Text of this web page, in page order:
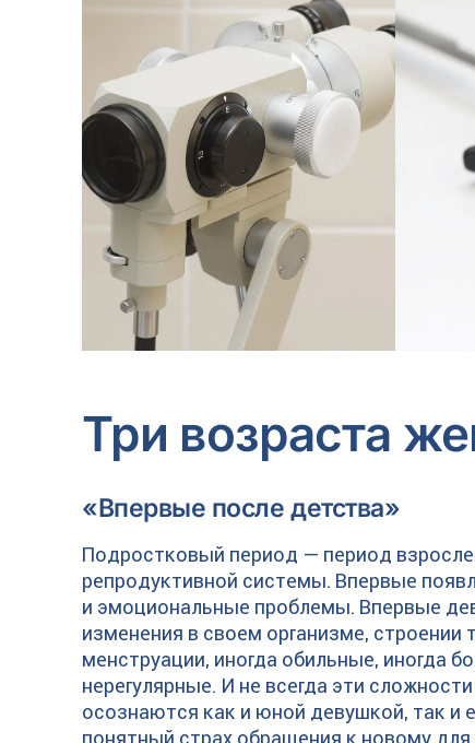
Три возраста
«Впервые после детства»
Подростковый период — период
репродуктивной системы. Впервые
и эмоциональные проблемы. Впервые
изменения в своем организме, строении
менструации, иногда обильные, иногда
нерегулярные. И не всегда эти
осознаются как и юной девушкой, так и